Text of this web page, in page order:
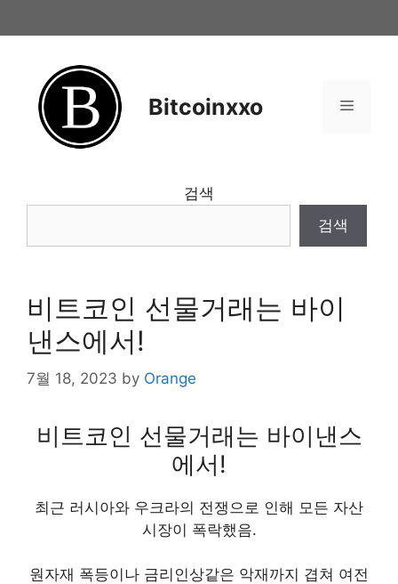
to
Bitcoinxxo Menu
검색
검색
비트코인 선물거래는 바이
낸스에서!
7월 18, 2023 by Orange
비트코인 선물거래는 바이낸스
에서!
최근 러시아와 우크라의 전쟁으로 인해 모든 자산
시장이 폭락했음.
원자재 폭등이나 금리인상같은 악재까지 겹쳐 여전